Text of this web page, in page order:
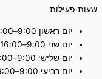
שעות פעילות
יום ראשון 9:00–16:00
יום שני 9:00–16:00
יום שלישי 9:00–16:00
יום רביעי 9:00–16:00